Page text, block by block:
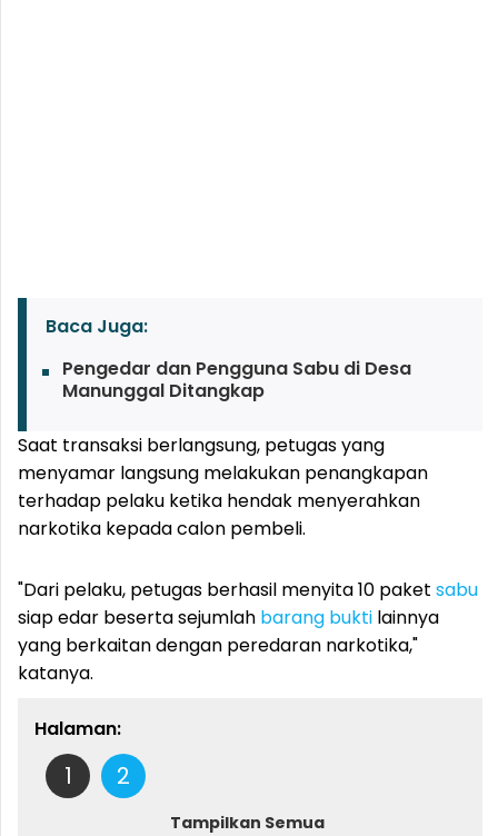
Baca Juga:
Pengedar dan Pengguna Sabu di Desa
Manunggal Ditangkap
Saat transaksi berlangsung, petugas yang
menyamar langsung melakukan penangkapan
terhadap pelaku ketika hendak menyerahkan
narkotika kepada calon pembeli.
"Dari pelaku, petugas berhasil menyita 10 paket sabu
siap edar beserta sejumlah barang bukti lainnya
yang berkaitan dengan peredaran narkotika,"
katanya.
Halaman:
1 2
Tampilkan Semua